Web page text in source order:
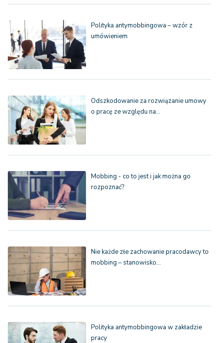
Polityka antymobbingowa – wzór z
umówieniem
Odszkodowanie za rozwiązanie umowy
o pracę ze względu na…
Mobbing - co to jest i jak można go
rozpoznać?
Nie każde złe zachowanie pracodawcy to
mobbing – stanowisko…
Polityka antymobbingowa w zakładzie
pracy